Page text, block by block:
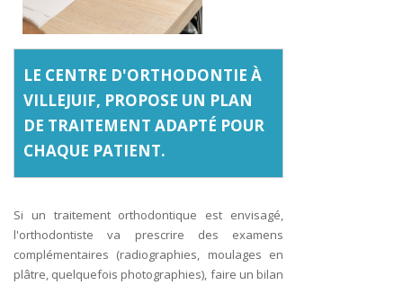
LE CENTRE D'ORTHODONTIE À
VILLEJUIF, PROPOSE UN PLAN
DE TRAITEMENT ADAPTÉ POUR
CHAQUE PATIENT.
Si un traitement orthodontique est envisagé,
l'orthodontiste va prescrire des examens
complémentaires (radiographies, moulages en
plâtre, quelquefois photographies), faire un bilan